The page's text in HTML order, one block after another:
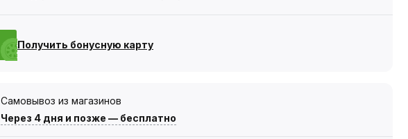
Получить бонусную карту
Самовывоз из магазинов
Через 4 дня и позже — бесплатно